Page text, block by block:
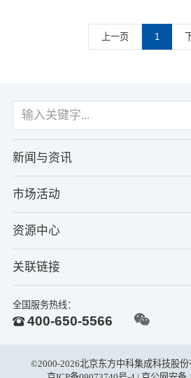
上一页 1
新闻与资讯
市场活动
资源中心
关联链接
全国服务热线：
400-650-5566
©2000-2026北京东方中科集成科技股份